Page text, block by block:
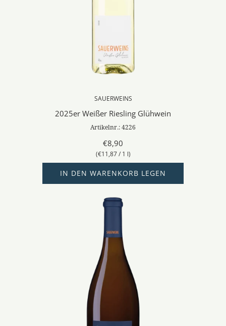
SAUERWEINS
2025er Weißer Riesling Glühwein
Artikelnr.: 4226
€8,90
(€11,87 / 1 l)
IN DEN WARENKORB LEGEN